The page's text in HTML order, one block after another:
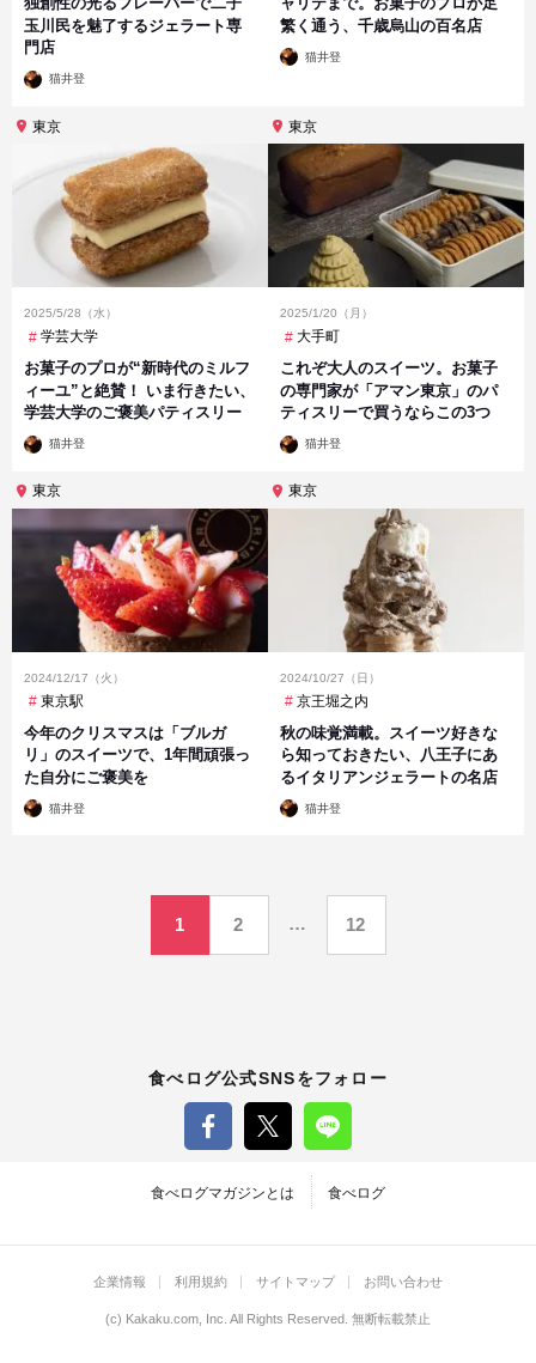
玉川民を魅了するジェラート専
門店
投
稿
猫井登
繁く通う、千歳烏山の百名店
投
稿
猫井登
東京
2025/5/28（水）
学芸大学
お菓子のプロが“新時代のミルフ
ィーユ”と絶賛！ いま行きたい、
学芸大学のご褒美パティスリー
投
稿
猫井登
東京
2025/1/20（月）
大手町
これぞ大人のスイーツ。お菓子
の専門家が「アマン東京」のパ
ティスリーで買うならこの3つ
投
稿
猫井登
東京
2024/12/17（火）
東京駅
今年のクリスマスは「ブルガ
リ」のスイーツで、1年間頑張っ
た自分にご褒美を
投
稿
猫井登
東京
2024/10/27（日）
京王堀之内
秋の味覚満載。スイーツ好きな
ら知っておきたい、八王子にあ
るイタリアンジェラートの名店
投
稿
猫井登
1 2 … 12
食べログ公式SNSをフォロー
食べログマガジンとは 食べログ
企業情報 利用規約 サイトマップ お問い合わせ
(c) Kakaku.com, Inc. All Rights Reserved. 無断転載禁止